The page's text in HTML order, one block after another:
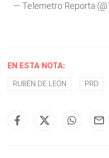
— Telemetro Reporta
EN ESTA NOTA:
RUBÉN DE LEÓN PRD